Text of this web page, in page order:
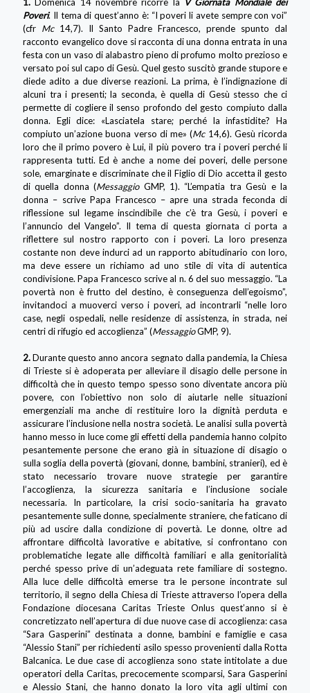
Poveri. Il tema di quest’anno è: “I poveri li avete sempre con voi”
(cfr Mc14,7). Il Santo Padre Francesco, prende spunto dal
racconto evangelico dove si racconta di una donna entrata in una
festa con un vaso di alabastro pieno di profumo molto prezioso e
versato poi sul capo di Gesù. Quel gesto suscitò grande stupore e
diede adito a due diverse reazioni. La prima, è l’indignazione di
alcuni tra i presenti; la seconda, è quella di Gesù stesso che ci
permette di cogliere il senso profondo del gesto compiuto dalla
donna. Egli dice: «Lasciatela stare; perché la infastidite? Ha
compiuto un’azione buona verso di me» (Mc14,6). Gesù ricorda
loro che il primo povero è Lui, il più povero tra i poveri perché li
rappresenta tutti. Ed è anche a nome dei poveri, delle persone
sole, emarginate e discriminate che il Figlio di Dio accetta il gesto
di quella donna (MessaggioGMP, 1). “L’empatia tra Gesù e la
donna – scrive Papa Francesco – apre una strada feconda di
riflessione sul legame inscindibile che c’è tra Gesù, i poveri e
l’annuncio del Vangelo”. Il tema di questa giornata ci porta a
riflettere sul nostro rapporto con i poveri. La loro presenza
costante non deve indurci ad un rapporto abitudinario con loro,
ma deve essere un richiamo ad uno stile di vita di autentica
condivisione. Papa Francesco scrive al n. 6 del suo messaggio. “La
povertà non è frutto del destino, è conseguenza dell’egoismo”,
invitandoci a muoverci verso i poveri, ad incontrarli “nelle loro
case, negli ospedali, nelle residenze di assistenza, in strada, nei
centri di rifugio ed accoglienza” (MessaggioGMP, 9).
2.Durante questo anno ancora segnato dalla pandemia, la Chiesa
di Trieste si è adoperata per alleviare il disagio delle persone in
difficoltà che in questo tempo spesso sono diventate ancora più
povere, con l’obiettivo non solo di aiutarle nelle situazioni
emergenziali ma anche di restituire loro la dignità perduta e
assicurare l’inclusione nella nostra società. Le analisi sulla povertà
hanno messo in luce come gli effetti della pandemia hanno colpito
pesantemente persone che erano già in situazione di disagio o
sulla soglia della povertà (giovani, donne, bambini, stranieri), ed è
stato necessario trovare nuove strategie per garantire
l’accoglienza, la sicurezza sanitaria e l’inclusione sociale
necessaria. In particolare, la crisi socio-sanitaria ha gravato
pesantemente sulle donne, specialmente straniere, che faticano di
più ad uscire dalla condizione di povertà. Le donne, oltre ad
affrontare difficoltà lavorative e abitative, si confrontano con
problematiche legate alle difficoltà familiari e alla genitorialità
perché spesso prive di un’adeguata rete familiare di sostegno.
Alla luce delle difficoltà emerse tra le persone incontrate sul
territorio, il segno della Chiesa di Trieste attraverso l’opera della
Fondazione diocesana Caritas Trieste Onlus quest’anno si è
concretizzato nell’apertura di due nuove case di accoglienza: casa
“Sara Gasperini” destinata a donne, bambini e famiglie e casa
“Alessio Stani” per richiedenti asilo spesso provenienti dalla Rotta
Balcanica. Le due case di accoglienza sono state intitolate a due
operatori della Caritas, precocemente scomparsi, Sara Gasperini
e Alessio Stani, che hanno donato la loro vita agli ultimi con